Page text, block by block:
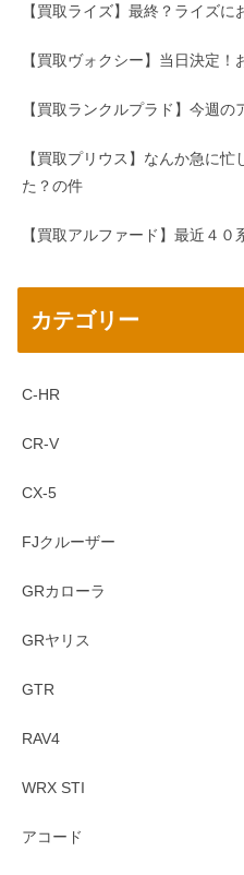
【買取ライズ】最終？ライズに
【買取ヴォクシー】当日決定！
【買取ランクルプラド】今週の
【買取プリウス】なんか急に
た？の件
【買取アルファード】最近４
カテゴリー
C-HR
CR-V
CX-5
FJクルーザー
GRカローラ
GRヤリス
GTR
RAV4
WRX STI
アコード